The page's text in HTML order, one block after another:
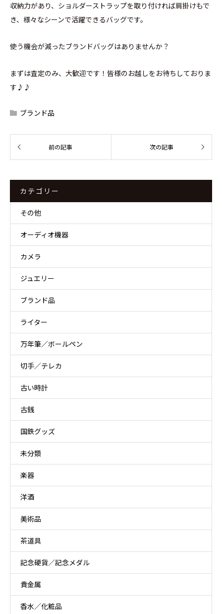
収納力があり、ショルダーストラップを取り付ければ肩掛けもで
き、様々なシーンで活躍できるバッグです。
使う機会が減ったブランドバッグはありませんか？
まずは査定のみ、大歓迎です！皆様のお越しをお待ちしておりま
す♪♪
ブランド品
カテゴリー
その他
オーディオ機器
カメラ
ジュエリー
ブランド品
ライター
万年筆／ボールペン
切手／テレカ
古い時計
古銭
国鉄グッズ
未分類
楽器
洋酒
美術品
茶道具
記念硬貨／記念メダル
貴金属
香水／化粧品